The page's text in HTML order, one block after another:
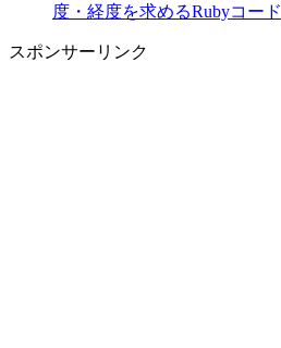
度・経度を求めるRubyコード
スポンサーリンク